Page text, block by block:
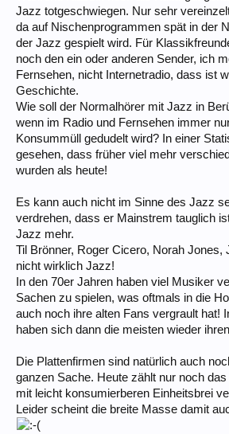
Jazz totgeschwiegen. Nur sehr
da auf Nischenprogrammen spät in der
der Jazz gespielt wird. Für
noch den ein oder anderen Sender, ich
Fernsehen, nicht Internetradio, dass ist
Geschichte.
Wie soll der Normalhörer mit Jazz in
wenn im Radio und Fernsehen immer
Konsummüll gedudelt wird? In einer
gesehen, dass früher viel mehr
wurden als heute!
Es kann auch nicht im Sinne des Jazz
verdrehen, dass er Mainstrem tauglich
Jazz mehr.
Til Brönner, Roger Cicero, Norah Jones,
nicht wirklich Jazz!
In den 70er Jahren haben viel Musiker
Sachen zu spielen, was oftmals in die
auch noch ihre alten Fans vergrault hat!
haben sich dann die meisten wieder
Die Plattenfirmen sind natürlich auch
ganzen Sache. Heute zählt nur noch
mit leicht konsumierberen Einheitsbrei
Leider scheint die breite Masse damit